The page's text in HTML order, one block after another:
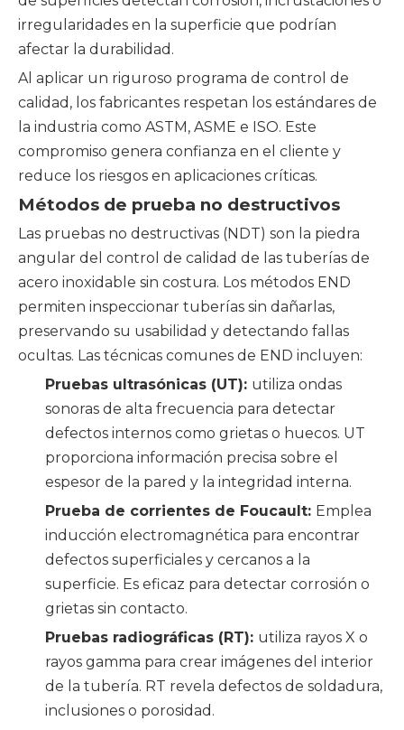
irregularidades en la superficie que podrían
afectar la durabilidad.
Al aplicar un riguroso programa de control de
calidad, los fabricantes respetan los estándares de
la industria como ASTM, ASME e ISO. Este
compromiso genera confianza en el cliente y
reduce los riesgos en aplicaciones críticas.
Métodos de prueba no destructivos
Las pruebas no destructivas (NDT) son la piedra
angular del control de calidad de las tuberías de
acero inoxidable sin costura. Los métodos END
permiten inspeccionar tuberías sin dañarlas,
preservando su usabilidad y detectando fallas
ocultas. Las técnicas comunes de END incluyen:
Pruebas ultrasónicas (UT): utiliza ondas
sonoras de alta frecuencia para detectar
defectos internos como grietas o huecos. UT
proporciona información precisa sobre el
espesor de la pared y la integridad interna.
Prueba de corrientes de Foucault: Emplea
inducción electromagnética para encontrar
defectos superficiales y cercanos a la
superficie. Es eficaz para detectar corrosión o
grietas sin contacto.
Pruebas radiográficas (RT): utiliza rayos X o
rayos gamma para crear imágenes del interior
de la tubería. RT revela defectos de soldadura,
inclusiones o porosidad.